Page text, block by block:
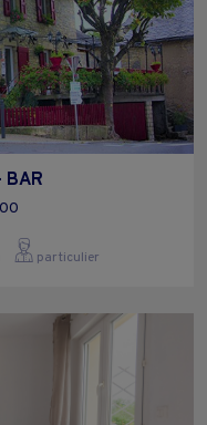
BAR
particulier